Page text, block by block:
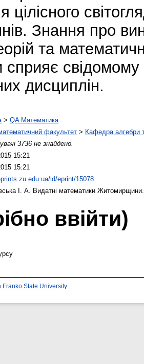
Знання про
та
сприяє
дисциплін.
> QA Математика
факультет > Кафедра алгебри
3736 не знайдено.
15:21
15:21
id/eprint/15078
І. А. Видатні математики
ввійти)
Franko State University